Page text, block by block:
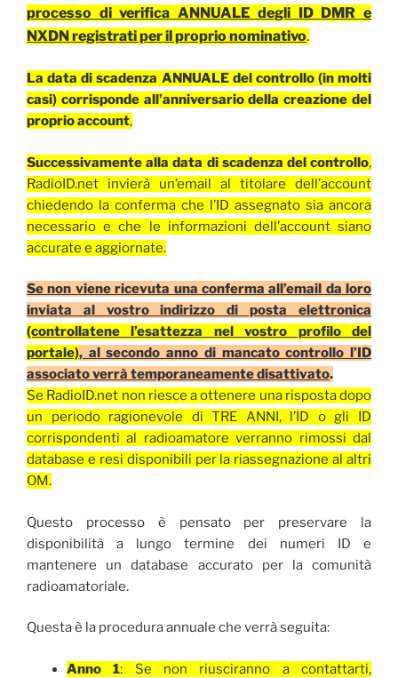
processo di verifica ANNUALE degli ID DMR e
NXDN registrati per il proprio nominativo.
La data di scadenza ANNUALE del controllo (in molti
casi) corrisponde all’anniversario della creazione del
proprio account,
Successivamente alla data di scadenza del controllo,
RadioID.net invierà un’email al titolare dell’account
chiedendo la conferma che l’ID assegnato sia ancora
necessario e che le informazioni dell’account siano
accurate e aggiornate.
Se non viene ricevuta una conferma all’email da loro
inviata al vostro indirizzo di posta elettronica
(controllatene l’esattezza nel vostro profilo del
portale), al secondo anno di mancato controllo l’ID
associato verrà temporaneamente disattivato.
Se RadioID.net non riesce a ottenere una risposta dopo
un periodo ragionevole di TRE ANNI, l’ID o gli ID
corrispondenti al radioamatore verranno rimossi dal
database e resi disponibili per la riassegnazione al altri
OM.
Questo processo è pensato per preservare la
disponibilità a lungo termine dei numeri ID e
mantenere un database accurato per la comunità
radioamatoriale.
Questa è la procedura annuale che verrà seguita:
Anno 1: Se non riusciranno a contattarti,